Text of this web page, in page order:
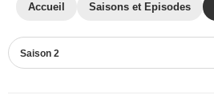
Accueil Saisons et Episodes
Saison 2